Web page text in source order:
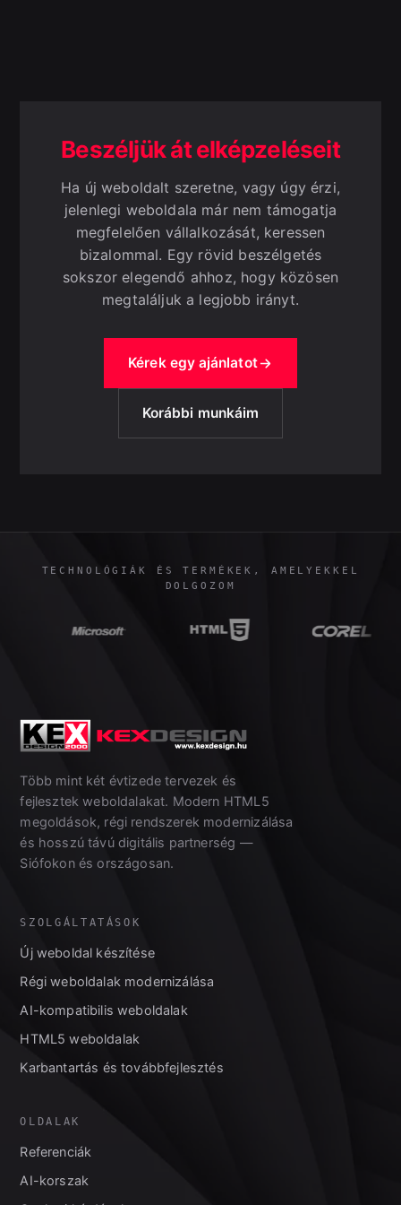
Beszéljük át elképzeléseit
Ha új weboldalt szeretne, vagy úgy érzi,
jelenlegi weboldala már nem támogatja
megfelelően vállalkozását, keressen
bizalommal. Egy rövid beszélgetés
sokszor elegendő ahhoz, hogy közösen
megtaláljuk a legjobb irányt.
Kérek egy ajánlatot
Korábbi munkáim
TECHNOLÓGIÁK ÉS TERMÉKEK, AMELYEKKEL
DOLGOZOM
Több mint két évtizede tervezek és
fejlesztek weboldalakat. Modern HTML5
megoldások, régi rendszerek modernizálása
és hosszú távú digitális partnerség —
Siófokon és országosan.
SZOLGÁLTATÁSOK
Új weboldal készítése
Régi weboldalak modernizálása
AI-kompatibilis weboldalak
HTML5 weboldalak
Karbantartás és továbbfejlesztés
OLDALAK
Referenciák
AI-korszak